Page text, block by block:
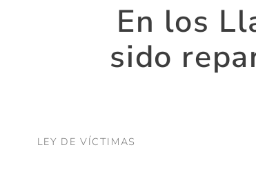
En los
sido
LEY DE VÍCTIMAS